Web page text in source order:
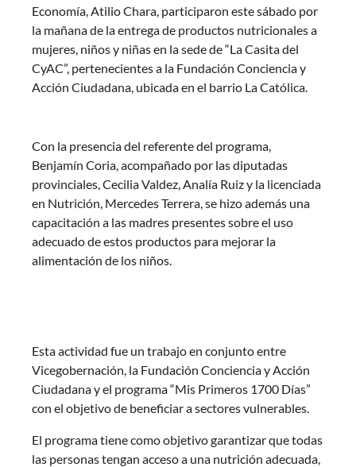
Economía, Atilio Chara, participaron este sábado por
la mañana de la entrega de productos nutricionales a
mujeres, niños y niñas en la sede de “La Casita del
CyAC”, pertenecientes a la Fundación Conciencia y
Acción Ciudadana, ubicada en el barrio La Católica.
Con la presencia del referente del programa,
Benjamín Coria, acompañado por las diputadas
provinciales, Cecilia Valdez, Analía Ruiz y la licenciada
en Nutrición, Mercedes Terrera, se hizo además una
capacitación a las madres presentes sobre el uso
adecuado de estos productos para mejorar la
alimentación de los niños.
Esta actividad fue un trabajo en conjunto entre
Vicegobernación, la Fundación Conciencia y Acción
Ciudadana y el programa “Mis Primeros 1700 Días”
con el objetivo de beneficiar a sectores vulnerables.
El programa tiene como objetivo garantizar que todas
las personas tengan acceso a una nutrición adecuada,